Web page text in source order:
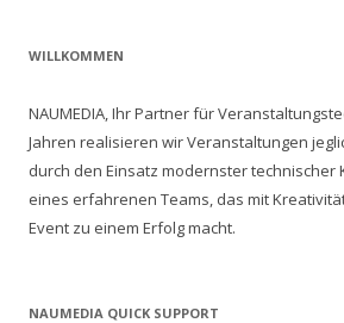
WILLKOMMEN
NAUMEDIA, Ihr Partner für
Jahren realisieren wir Veranstaltungen
durch den Einsatz modernster technischer
eines erfahrenen Teams, das mit
Event zu einem Erfolg macht.
NAUMEDIA QUICK SUPPORT